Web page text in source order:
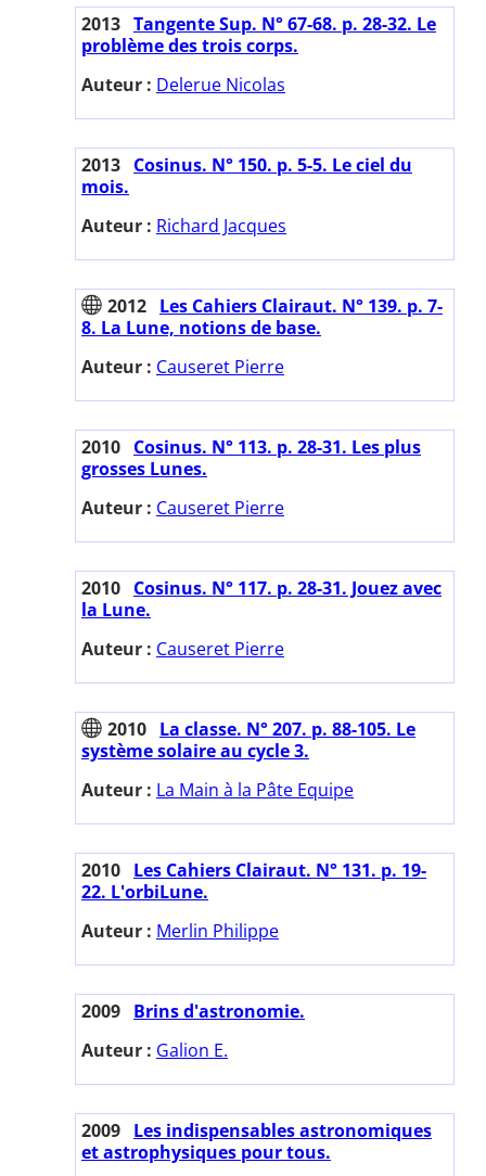
2013 Tangente Sup. N° 67-68. p. 28-32. Le
problème des trois corps.
Auteur : Delerue Nicolas
2013 Cosinus. N° 150. p. 5-5. Le ciel du
mois.
Auteur : Richard Jacques
2012 Les Cahiers Clairaut. N° 139. p. 7-
8. La Lune, notions de base.
Auteur : Causeret Pierre
2010 Cosinus. N° 113. p. 28-31. Les plus
grosses Lunes.
Auteur : Causeret Pierre
2010 Cosinus. N° 117. p. 28-31. Jouez avec
la Lune.
Auteur : Causeret Pierre
2010 La classe. N° 207. p. 88-105. Le
système solaire au cycle 3.
Auteur : La Main à la Pâte Equipe
2010 Les Cahiers Clairaut. N° 131. p. 19-
22. L'orbiLune.
Auteur : Merlin Philippe
2009 Brins d'astronomie.
Auteur : Galion E.
2009 Les indispensables astronomiques
et astrophysiques pour tous.